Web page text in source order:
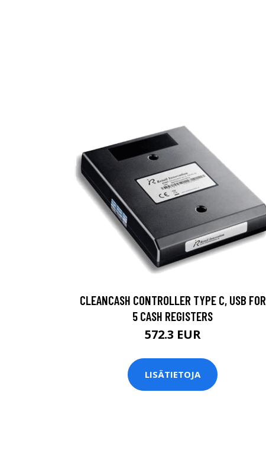
CLEANCASH CONTROLLER TYPE C, USB FOR
5 CASH REGISTERS
572.3 EUR
LISÄTIETOJA